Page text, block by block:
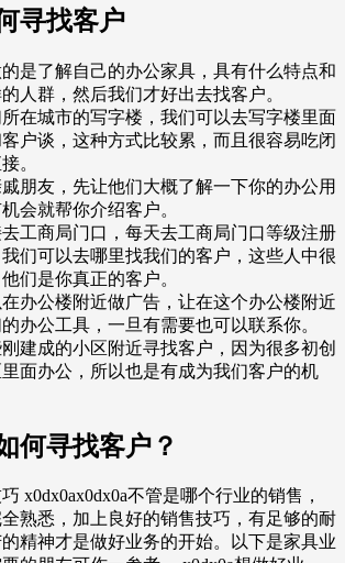
寻找客户
是了解自己的办公家具，具有什么特点和
人群，然后我们才好出去找客户。
在城市的写字楼，我们可以去写字楼里面
户谈，这种方式比较累，而且很容易吃闭
。
朋友，先让他们大概了解一下你的办公用
会就帮你介绍客户。
工商局门口，每天去工商局门口等级注册
们可以去哪里找我们的客户，这些人中很
们是你真正的客户。
办公楼附近做广告，让在这个办公楼附近
办公工具，一旦有需要也可以联系你。
建成的小区附近寻找客户，因为很多初创
面办公，所以也是有成为我们客户的机
何寻找客户？
x0dx0ax0dx0a不管是哪个行业的销售，
熟悉，加上良好的销售技巧，有足够的耐
精神才是做好业务的开始。以下是家具业